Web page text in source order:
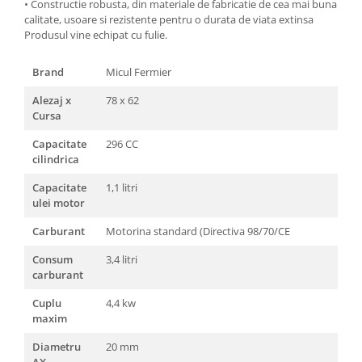
Pentru Casa si Camping
Aragaze, plite, piese butelii de
Accesorii aragaze & butelii
Butelii
Gratare
Pirostrii si accesorii pentru gatit
Plite & aragaze
Prelungitoare & cabluri electrice
Becuri
Conectori/doze
Lampi solare
Lumina de crestere pentru plante
• Constructie robusta, din materiale de fabricatie de cea mai buna
calitate, usoare si rezistente pentru o durata de viata extinsa
Produsul vine echipat cu fulie.
Brand
Micul Fermier
Alezaj x
Cursa
78 x 62
Capacitate
cilindrica
296 CC
Capacitate
ulei motor
1,1 litri
Carburant
Motorina standard (Directiva 98/70/CE
Consum
carburant
3,4 litri
Cuplu
maxim
4,4 kw
Diametru
20 mm